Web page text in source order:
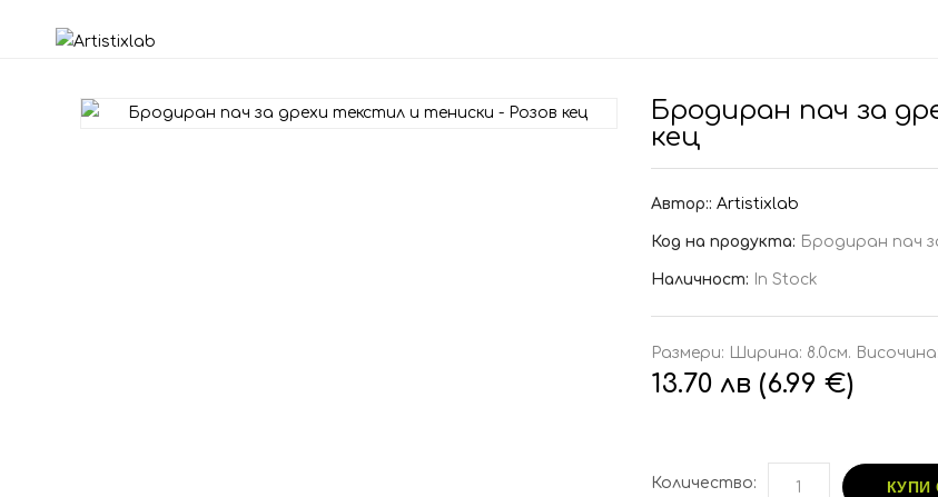
Бродиран пач за
кец
Автор:: Artistixlab
Код на продукта: Бродиран пач
Наличност: In Stock
Размери: Ширина: 8.0см.
13.70 лв (6.99 €)
Количество: КУПИ